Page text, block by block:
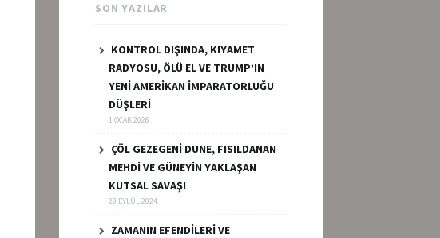
SON YAZILAR
KONTROL DIŞINDA, KIYAMET
RADYOSU, ÖLÜ EL VE TRUMP’IN
YENİ AMERİKAN İMPARATORLUĞU
DÜŞLERİ
1 OCAK 2026
ÇÖL GEZEGENİ DUNE, FISILDANAN
MEHDİ VE GÜNEYİN YAKLAŞAN
KUTSAL SAVAŞI
29 EYLÜL 2024
ZAMANIN EFENDİLERİ VE